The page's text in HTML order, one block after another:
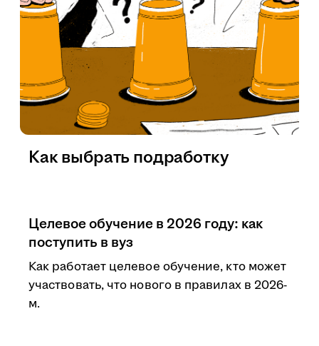
Как выбрать подработку
Целевое обучение в 2026 году: как
поступить в вуз
Как работает целевое обучение, кто может
участвовать, что нового в правилах в 2026-
м.